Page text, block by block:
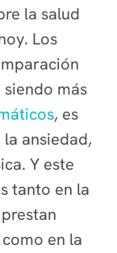
la salud
Los
más
, es
ansiedad,
Y este
tanto en la
en la